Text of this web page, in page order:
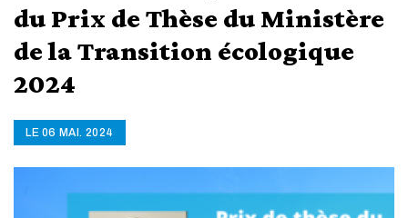
du Prix de Thèse du Ministère
de la Transition écologique
2024
LE 06 MAI. 2024